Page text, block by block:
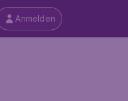
Anmelden